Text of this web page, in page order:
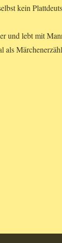
kein
und lebt mit
als